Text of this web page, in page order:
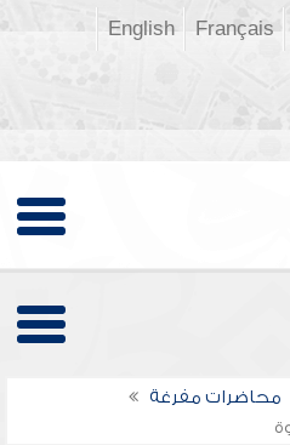
Français
English
محاضرات مفرغة